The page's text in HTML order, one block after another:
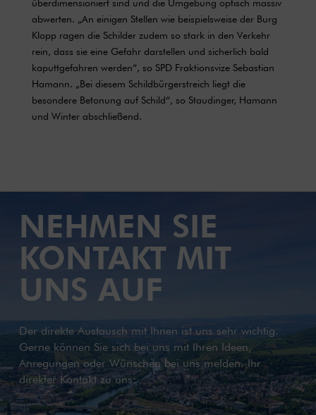
überdimensioniert sind und die Umgebung optisch massiv
abwerten. „An einigen Stellen wie beispielsweise der Burg
Klopp ragen die Schilder zudem so stark in den Verkehr
rein, dass sie eine Gefahr darstellen und sicherlich bald
kaputtgefahren werden“, so SPD Fraktionsvize Sebastian
Hamann. „Bei diesem Schildbürgerstreich liegt die
besondere Betonung auf Schild“, so Staudinger, Hamann
und Winter abschließend.
NEHMEN SIE
KONTAKT MIT
UNS AUF
Der direkte Austausch mit Ihnen ist uns sehr wichtig.
Gerne können Sie sich bei uns mit Ihren Ideen,
Anregungen oder Wünschen bei uns melden. Ihr
direkter Kontakt zu uns: